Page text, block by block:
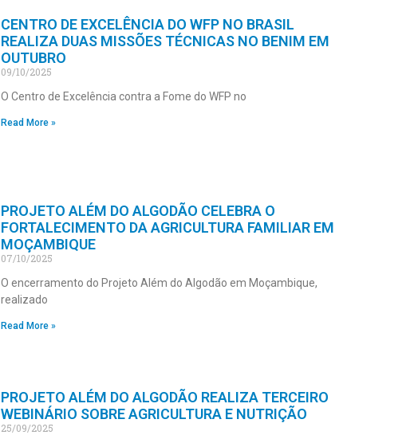
CENTRO DE EXCELÊNCIA DO WFP NO BRASIL
REALIZA DUAS MISSÕES TÉCNICAS NO BENIM EM
OUTUBRO
09/10/2025
O Centro de Excelência contra a Fome do WFP no
Read More »
PROJETO ALÉM DO ALGODÃO CELEBRA O
FORTALECIMENTO DA AGRICULTURA FAMILIAR EM
MOÇAMBIQUE
07/10/2025
O encerramento do Projeto Além do Algodão em Moçambique,
realizado
Read More »
PROJETO ALÉM DO ALGODÃO REALIZA TERCEIRO
WEBINÁRIO SOBRE AGRICULTURA E NUTRIÇÃO
25/09/2025